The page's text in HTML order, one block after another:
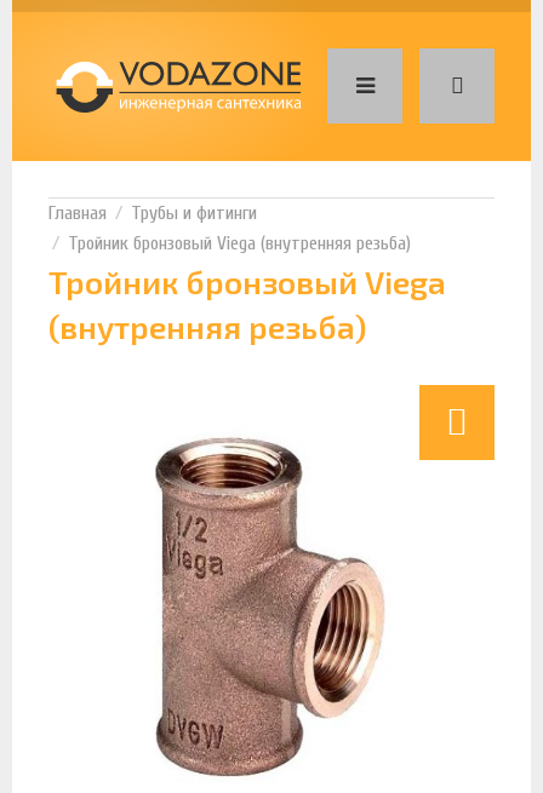
Трубы и фитинги
Тройник бронзовый Viega (внутренняя резьба)
Тройник бронзовый Viega
(внутренняя резьба)